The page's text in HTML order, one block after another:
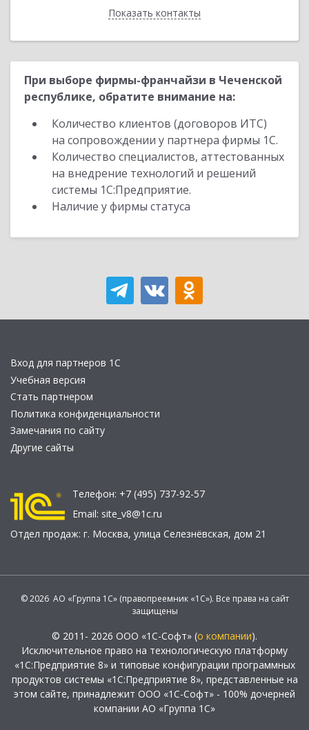
Показать контакты
Назад
При выборе фирмы-франчайзи в Чеченской
республике, обратите внимание на:
Количество клиентов (договоров ИТС)
на сопровождении у партнера фирмы 1С.
Количество специалистов, аттестованных
на внедрение технологий и решений
системы 1С:Предприятие.
Наличие у фирмы статуса
Вход для партнеров 1С
Учебная версия
Стать партнером
Политика конфиденциальности
Замечания по сайту
Другие сайты
Телефон: +7 (495) 737-92-57
Email: site_v8@1c.ru
Отдел продаж: г. Москва, улица Селезнёвская, дом 21
© 2026 АО «Группа 1С» (правопреемник «1С»). Все права на сайт
защищены
© 2011- 2026 ООО «1С-Софт» (о компании).
Исключительное право на технологическую платформу
«1С:Предприятие 8» и типовые конфигурации программных
продуктов системы «1С:Предприятие 8», представленные на
этом сайте, принадлежит ООО «1С-Софт» - 100% дочерней
компании АО «Группа 1С»